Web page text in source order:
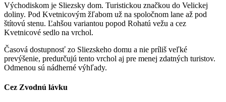
Východiskom je Sliezsky dom. Turistickou značkou do Velickej
doliny. Pod Kvetnicovým žľabom už na spoločnom lane až pod
štítovú stenu. Ľahšou variantou popod Rohatú vežu a cez
Kvetnicové sedlo na vrchol.
Časová dostupnosť zo Sliezskeho domu a nie príliš veľké
prevýšenie, predurčujú tento vrchol aj pre menej zdatných turistov.
Odmenou sú nádherné výhľady.
Cez Zvodnú lávku